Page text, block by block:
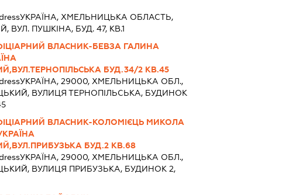
УКРАЇНА, ХМЕЛЬНИЦЬКА ОБЛАСТЬ,
ВУЛ. ПУШКІНА, БУД. 47, КВ.1
ВЛАСНИК-БЕВЗА ГАЛИНА
БУД.34/2 КВ.45
УКРАЇНА, 29000, ХМЕЛЬНИЦЬКА ОБЛ.,
ВУЛИЦЯ ТЕРНОПІЛЬСЬКА, БУДИНОК
ВЛАСНИК-КОЛОМІЄЦЬ МИКОЛА
БУД.2 КВ.68
УКРАЇНА, 29000, ХМЕЛЬНИЦЬКА ОБЛ.,
ВУЛИЦЯ ПРИБУЗЬКА, БУДИНОК 2,